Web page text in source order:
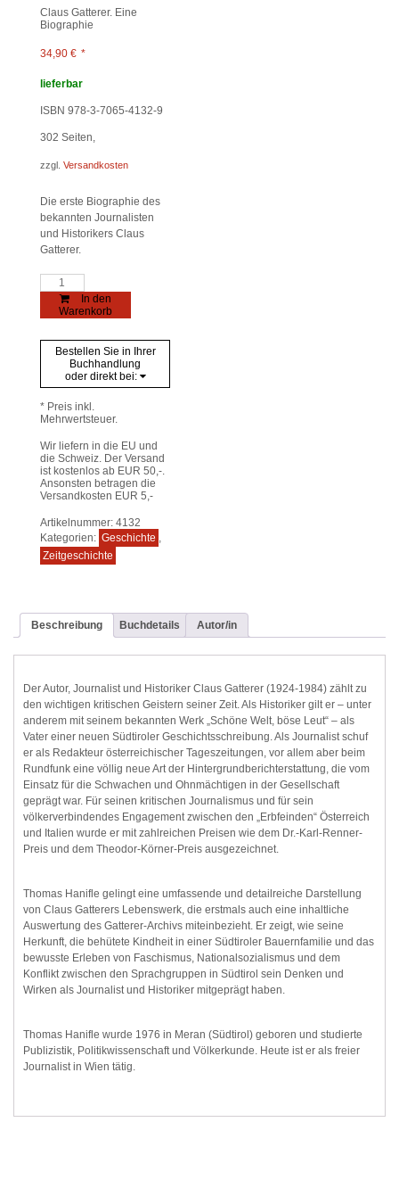
Claus Gatterer. Eine
Biographie
34,90 € *
lieferbar
ISBN 978-3-7065-4132-9
302 Seiten,
zzgl. Versandkosten
Die erste Biographie des
bekannten Journalisten
und Historikers Claus
Gatterer.
Im
Zweifel
Seiten
Schwachen
Menge
In den
Warenkorb
Bestellen Sie in Ihrer
Buchhandlung
oder direkt bei:
* Preis inkl.
Mehrwertsteuer.
Wir liefern in die EU und
die Schweiz. Der Versand
ist kostenlos ab EUR 50,-.
Ansonsten betragen die
Versandkosten EUR 5,-
Artikelnummer: 4132
Kategorien: Geschichte ,
Zeitgeschichte
Beschreibung Buchdetails Autor/in
Der Autor, Journalist und Historiker Claus Gatterer (1924-1984) zählt zu
den wichtigen kritischen Geistern seiner Zeit. Als Historiker gilt er – unter
anderem mit seinem bekannten Werk „Schöne Welt, böse Leut“ – als
Vater einer neuen Südtiroler Geschichtsschreibung. Als Journalist schuf
er als Redakteur österreichischer Tageszeitungen, vor allem aber beim
Rundfunk eine völlig neue Art der Hintergrundberichterstattung, die vom
Einsatz für die Schwachen und Ohnmächtigen in der Gesellschaft
geprägt war. Für seinen kritischen Journalismus und für sein
völkerverbindendes Engagement zwischen den „Erbfeinden“ Österreich
und Italien wurde er mit zahlreichen Preisen wie dem Dr.-Karl-Renner-
Preis und dem Theodor-Körner-Preis ausgezeichnet.
Thomas Hanifle gelingt eine umfassende und detailreiche Darstellung
von Claus Gatterers Lebenswerk, die erstmals auch eine inhaltliche
Auswertung des Gatterer-Archivs miteinbezieht. Er zeigt, wie seine
Herkunft, die behütete Kindheit in einer Südtiroler Bauernfamilie und das
bewusste Erleben von Faschismus, Nationalsozialismus und dem
Konflikt zwischen den Sprachgruppen in Südtirol sein Denken und
Wirken als Journalist und Historiker mitgeprägt haben.
Thomas Hanifle wurde 1976 in Meran (Südtirol) geboren und studierte
Publizistik, Politikwissenschaft und Völkerkunde. Heute ist er als freier
Journalist in Wien tätig.